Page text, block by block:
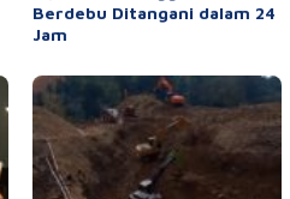
Berdebu Ditangani dalam 24
Jam